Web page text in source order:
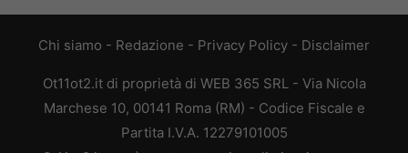
Chi siamo - Redazione - Privacy Policy - Disclaimer
Ot11ot2.it di proprietà di WEB 365 SRL - Via Nicola
Marchese 10, 00141 Roma (RM) - Codice Fiscale e
Partita I.V.A. 12279101005